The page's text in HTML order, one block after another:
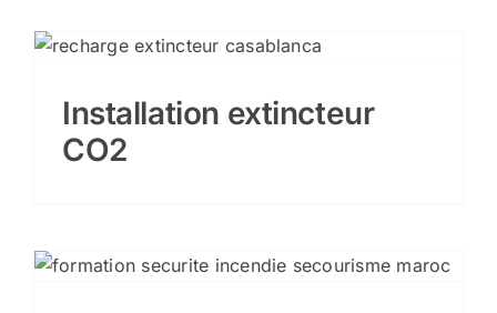
Installation extincteur
CO2